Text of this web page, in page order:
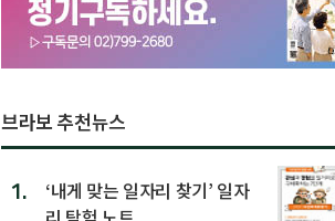
브라보 추천뉴스
1.
‘내게 맞는 일자리 찾기’ 일자